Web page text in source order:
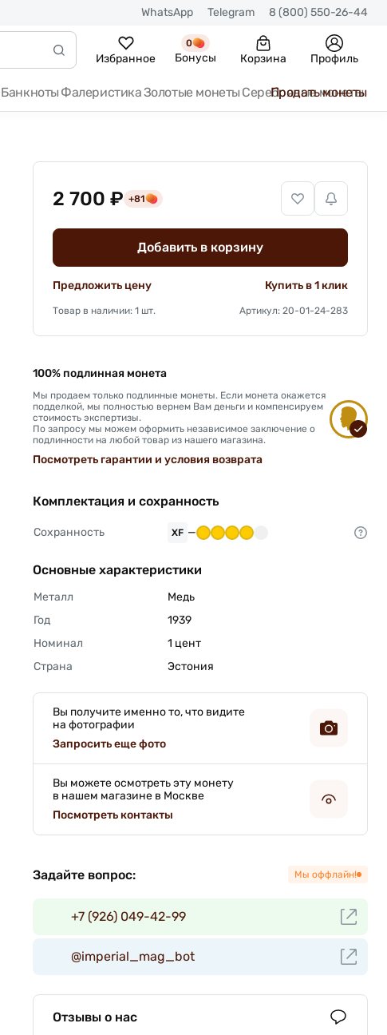
WhatsApp Telegram 8 (800) 550-26-44
Избранное
0
Бонусы Корзина Профиль
Банкноты ФалеристикаЗолотые монеты Серебряные монеты
Продать монеты
2 700 ₽ +81
Добавить в корзину
Предложить цену Купить в 1 клик
Товар в наличии: 1 шт. Артикул: 20-01-24-283
100% подлинная монета
Мы продаем только подлинные монеты. Если монета окажется
подделкой, мы полностью вернем Вам деньги и компенсируем
стоимость экспертизы.
По запросу мы можем оформить независимое заключение о
подлинности на любой товар из нашего магазина.
Посмотреть гарантии и условия возврата
Комплектация и сохранность
Сохранность XF —
Основные характеристики
Металл
Медь
Год
1939
Номинал
1 цент
Страна
Эстония
Вы получите именно то, что видите
на фотографии
Запросить еще фото
Вы можете осмотреть эту монету
в нашем магазине в Москве
Посмотреть контакты
Задайте вопрос: Мы оффлайн!
+7 (926) 049-42-99
@imperial_mag_bot
Отзывы о нас